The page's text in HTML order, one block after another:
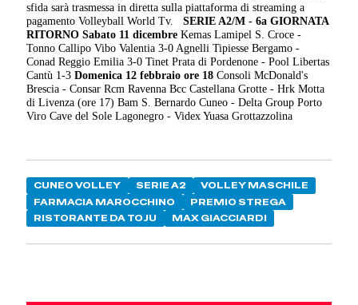
sfida sarà trasmessa in diretta sulla piattaforma di streaming a
pagamento Volleyball World Tv.SERIE A2/M - 6a GIORNATA
RITORNO Sabato 11 dicembre Kemas Lamipel S. Croce -
Tonno Callipo Vibo Valentia 3-0 Agnelli Tipiesse Bergamo -
Conad Reggio Emilia 3-0 Tinet Prata di Pordenone - Pool Libertas
Cantù 1-3Domenica 12 febbraio ore 18 Consoli McDonald's
Brescia - Consar Rcm Ravenna Bcc Castellana Grotte - Hrk Motta
di Livenza (ore 17) Bam S. Bernardo Cuneo - Delta Group Porto
Viro Cave del Sole Lagonegro - Videx Yuasa Grottazzolina
CUNEO VOLLEY SERIE A2
VOLLEY MASCHILE
FARMACIA MAROCCHINO
PREMIO STREGA
RISTORANTE DA TOJU
MAX GIACCIARDI